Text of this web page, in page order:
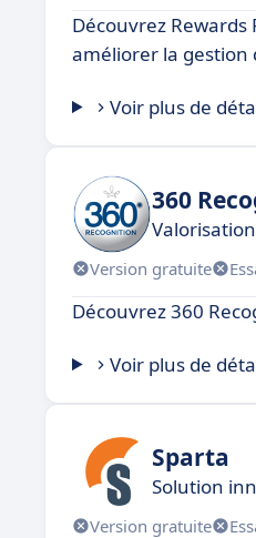
Découvrez
améliorer la gestion
Voir plus de
360
Version gratuite
Découvrez 360
Voir plus de
Sparta
Solution
Version gratuite